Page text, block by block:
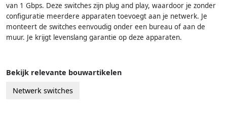
van 1 Gbps. Deze switches zijn plug and play, waardoor je zonder
configuratie meerdere apparaten toevoegt aan je netwerk. Je
monteert de switches eenvoudig onder een bureau of aan de
muur. Je krijgt levenslang garantie op deze apparaten.
Bekijk relevante bouwartikelen
Netwerk switches